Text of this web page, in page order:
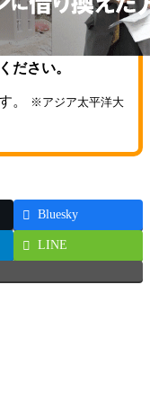
ださい。
。
※アジア太平洋大
Bluesky
LINE